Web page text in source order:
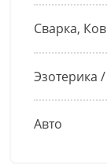
Сварка,
Эзотерика
Авто